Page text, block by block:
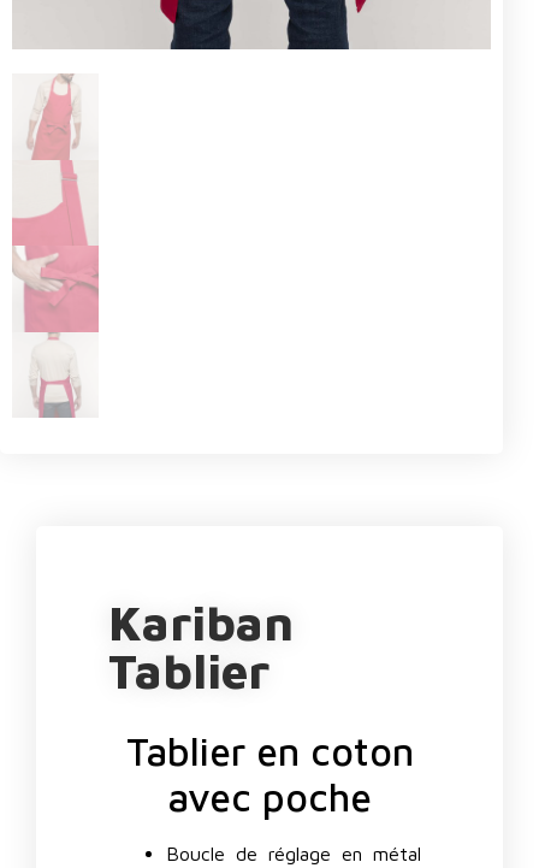
Kariban
Tablier
Tablier en coton
avec poche
Boucle de réglage en métal